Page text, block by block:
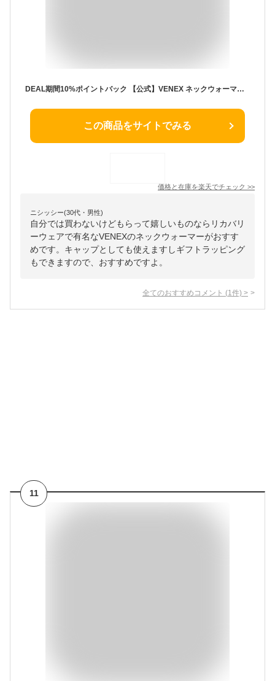
DEAL期間10%ポイントバック 【公式】VENEX ネックウォーマー レディース メンズ ユニセックス 男女兼用 2WAYコンフォート フリーサイズ プレゼント 回復 ネックカバー 機能性 快適 休養 快眠 健康 疲労 ベネクス ベネックス
この商品をサイトでみる
価格と在庫を楽天でチェック >>
ニシッシー(30代・男性)
自分では買わないけどもらって嬉しいものならリカバリ
ーウェアで有名なVENEXのネックウォーマーがおすす
めです。キャップとしても使えますしギフトラッピング
もできますので、おすすめですよ。
全てのおすすめコメント (1 件) >
11